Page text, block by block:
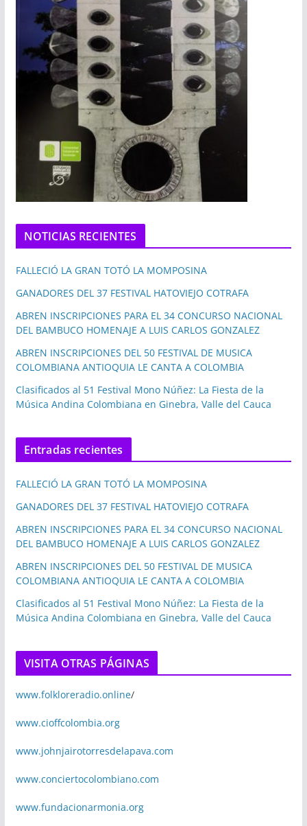
NOTICIAS RECIENTES
FALLECIÓ LA GRAN TOTÓ LA MOMPOSINA
GANADORES DEL 37 FESTIVAL HATOVIEJO COTRAFA
ABREN INSCRIPCIONES PARA EL 34 CONCURSO NACIONAL
DEL BAMBUCO HOMENAJE A LUIS CARLOS GONZALEZ
ABREN INSCRIPCIONES DEL 50 FESTIVAL DE MUSICA
COLOMBIANA ANTIOQUIA LE CANTA A COLOMBIA
Clasificados al 51 Festival Mono Núñez: La Fiesta de la
Música Andina Colombiana en Ginebra, Valle del Cauca
Entradas recientes
FALLECIÓ LA GRAN TOTÓ LA MOMPOSINA
GANADORES DEL 37 FESTIVAL HATOVIEJO COTRAFA
ABREN INSCRIPCIONES PARA EL 34 CONCURSO NACIONAL
DEL BAMBUCO HOMENAJE A LUIS CARLOS GONZALEZ
ABREN INSCRIPCIONES DEL 50 FESTIVAL DE MUSICA
COLOMBIANA ANTIOQUIA LE CANTA A COLOMBIA
Clasificados al 51 Festival Mono Núñez: La Fiesta de la
Música Andina Colombiana en Ginebra, Valle del Cauca
VISITA OTRAS PÁGINAS
www.folkloreradio.online/
www.cioffcolombia.org
www.johnjairotorresdelapava.com
www.conciertocolombiano.com
www.fundacionarmonia.org